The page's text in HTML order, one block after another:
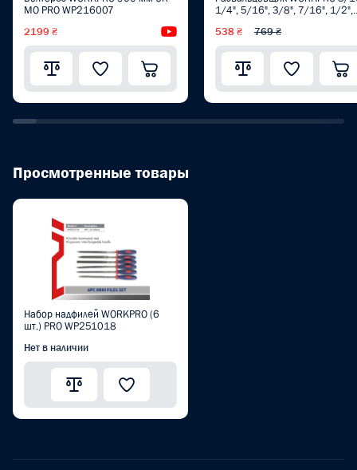
MO PRO WP216007
2199 ₴ Видеообзор
1/4", 5/16", 3/8", 7/16", 1/2",
PRO WP303003
538 ₴ 769 ₴
Просмотренные товары
Набор надфилей WORKPRO (6
шт.) PRO WP251018
Нет в наличии